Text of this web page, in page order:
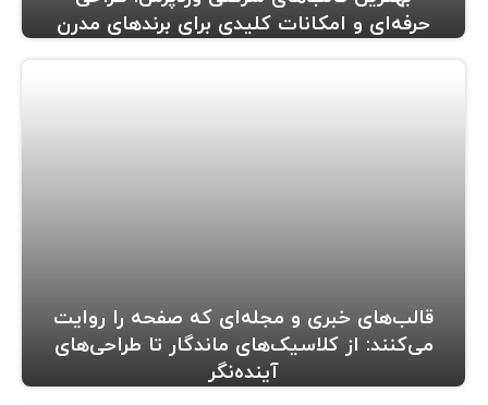
حرفه‌ای و امکانات کلیدی برای برندهای مدرن
قالب‌های خبری و مجله‌ای که صفحه را روایت
می‌کنند: از کلاسیک‌های ماندگار تا طراحی‌های
آینده‌نگر